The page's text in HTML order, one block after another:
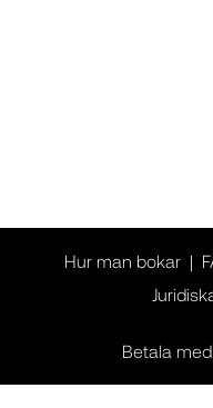
Hur man bokar
Betala med: